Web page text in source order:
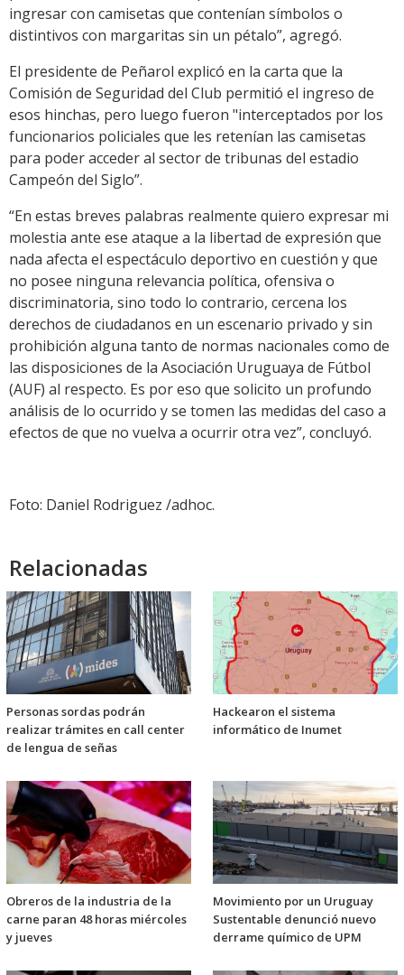
ingresar con camisetas que contenían símbolos o
distintivos con margaritas sin un pétalo”, agregó.
El presidente de Peñarol explicó en la carta que la
Comisión de Seguridad del Club permitió el ingreso de
esos hinchas, pero luego fueron "interceptados por los
funcionarios policiales que les retenían las camisetas
para poder acceder al sector de tribunas del estadio
Campeón del Siglo”.
“En estas breves palabras realmente quiero expresar mi
molestia ante ese ataque a la libertad de expresión que
nada afecta el espectáculo deportivo en cuestión y que
no posee ninguna relevancia política, ofensiva o
discriminatoria, sino todo lo contrario, cercena los
derechos de ciudadanos en un escenario privado y sin
prohibición alguna tanto de normas nacionales como de
las disposiciones de la Asociación Uruguaya de Fútbol
(AUF) al respecto. Es por eso que solicito un profundo
análisis de lo ocurrido y se tomen las medidas del caso a
efectos de que no vuelva a ocurrir otra vez”, concluyó.
Foto: Daniel Rodriguez /adhoc.
Relacionadas
Personas sordas podrán
realizar trámites en call center
de lengua de señas
Hackearon el sistema
informático de Inumet
Obreros de la industria de la
carne paran 48 horas miércoles
y jueves
Movimiento por un Uruguay
Sustentable denunció nuevo
derrame químico de UPM